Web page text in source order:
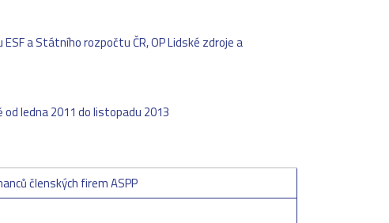
a Státního rozpočtu ČR, OP Lidské zdroje a
ledna 2011 do listopadu 2013
členských firem ASPP